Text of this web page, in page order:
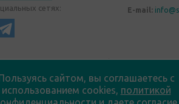
сетях: E-mail:
Политика конфиденциальности
регулировании производства и оборота
торговлю. Все материалы,
сайтом, вы соглашаетесь с
использованием cookies, политикой